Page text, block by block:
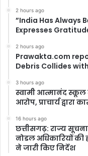
2 hours ago
​”India Has Always
Expresses
2 hours ago
Prawakta.com
Debris Collides
3 hours ago
स्वामी आत्मानंद स्कूल
आरोप, प्राचार्य द्वारा
16 hours ago
छत्तीसगढ़: राज्य
नोडल अधिकारियों
ने जारी किए निर्देश